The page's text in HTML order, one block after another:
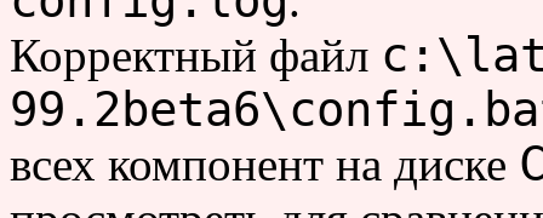
Корректный файл
всех компонент на диске